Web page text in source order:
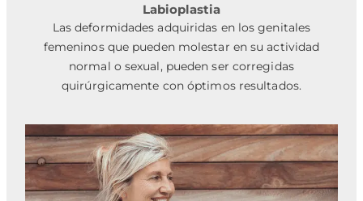
Labioplastia
Las deformidades adquiridas en los genitales
femeninos que pueden molestar en su actividad
normal o sexual, pueden ser corregidas
quirúrgicamente con óptimos resultados.